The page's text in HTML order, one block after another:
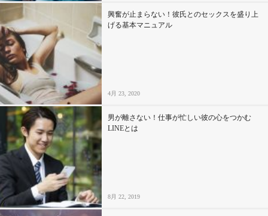
興奮が止まらない！彼氏とのセックスを盛り上
げる基本マニュアル
4月 23, 2020
男が離さない！仕事が忙しい彼の心をつかむ
LINEとは
8月 22, 2019